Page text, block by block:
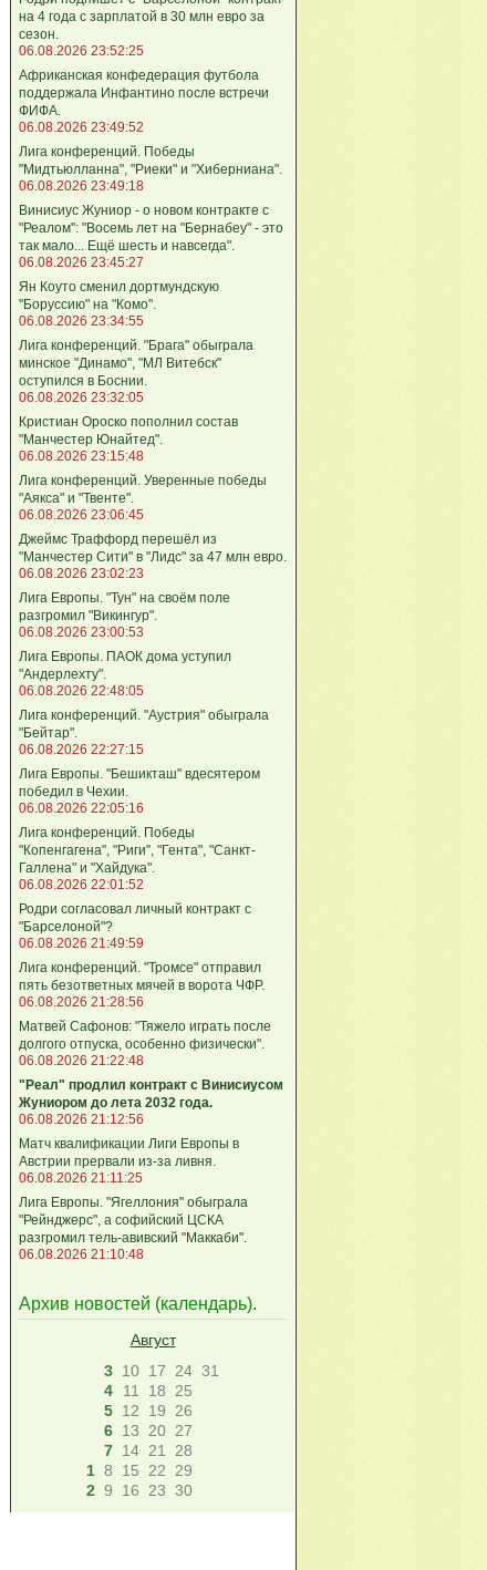
на 4 года с зарплатой в 30 млн евро за
сезон.
06.08.2026 23:52:25
Африканская конфедерация футбола
поддержала Инфантино после встречи
ФИФА.
06.08.2026 23:49:52
Лига кoнференций. Победы
"Мидтьюлланна", "Риеки" и "Хиберниана".
06.08.2026 23:49:18
Винисиус Жуниор - о новом контракте с
"Реалом": "Восемь лет на "Бернабеу" - это
так мало... Ещё шесть и навсегда".
06.08.2026 23:45:27
Ян Коуто сменил дортмундскую
"Боруссию" на "Комо".
06.08.2026 23:34:55
Лига кoнференций. "Брага" обыграла
минское "Динамо", "МЛ Витебск"
оступился в Боснии.
06.08.2026 23:32:05
Кристиан Ороско пополнил состав
"Манчестер Юнайтед".
06.08.2026 23:15:48
Лига кoнференций. Уверенные победы
"Аякса" и "Твенте".
06.08.2026 23:06:45
Джеймс Траффорд перешёл из
"Манчестер Сити" в "Лидс" за 47 млн евро.
06.08.2026 23:02:23
Лига Европы. "Тун" на своём поле
разгромил "Викингур".
06.08.2026 23:00:53
Лига Европы. ПАОК дома уступил
"Андерлехту".
06.08.2026 22:48:05
Лига конференций. "Аустрия" обыграла
"Бейтар".
06.08.2026 22:27:15
Лига Европы. "Бешикташ" вдесятером
победил в Чехии.
06.08.2026 22:05:16
Лига конференций. Победы
"Копенгагена", "Риги", "Гента", "Санкт-
Галлена" и "Хайдука".
06.08.2026 22:01:52
Родри согласовал личный контракт с
"Барселоной"?
06.08.2026 21:49:59
Лига конференций. "Тромсе" отправил
пять безответных мячей в ворота ЧФР.
06.08.2026 21:28:56
Матвей Сафонов: "Тяжело играть после
долгого отпуска, особенно физически".
06.08.2026 21:22:48
"Реал" продлил контракт с Винисиусом
Жуниором до лета 2032 года.
06.08.2026 21:12:56
Матч квалификации Лиги Европы в
Австрии прервали из-за ливня.
06.08.2026 21:11:25
Лига Европы. "Ягеллония" обыграла
"Рейнджерс", а софийский ЦСКА
разгромил тель-авивский "Маккаби".
06.08.2026 21:10:48
Архив новостей (календарь).
Август
3 10 17 24 31
4
11 18
25
5 12 19
26
6 13 20 27
7 14 21
28
1 8 15 22
29
2 9 16 23 30